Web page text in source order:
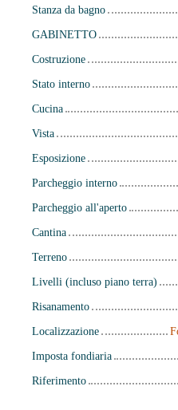
Stanza da bagno
GABINETTO
Costruzione
Stato interno
Cucina
Vista
Esposizione
Parcheggio interno
Parcheggio all'aperto
Cantina
Terreno
Livelli (incluso piano terra)
Risanamento
Localizzazione
Imposta fondiaria
Riferimento